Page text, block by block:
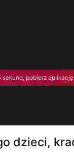
sekund, pobierz
dzieci,